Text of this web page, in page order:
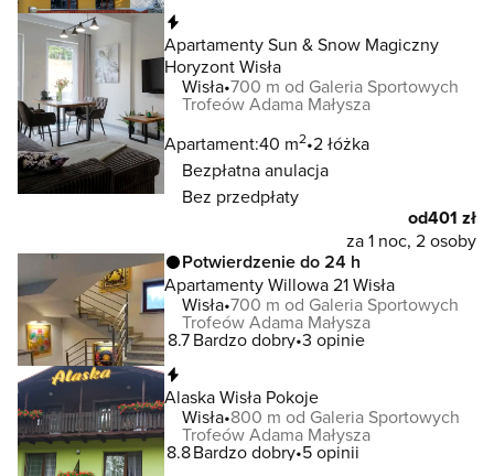
Apartamenty Sun & Snow Magiczny
Horyzont Wisła
Wisła 700 m od Galeria Sportowych
Trofeów Adama Małysza
Apartament:40 m2 2 łóżka
Bezpłatna anulacja
Bez przedpłaty
od401 zł
za 1 noc, 2 osoby
Potwierdzenie do 24 h
Apartamenty Willowa 21 Wisła
Wisła 700 m od Galeria Sportowych
Trofeów Adama Małysza
8.7Bardzo dobry 3 opinie
Alaska Wisła Pokoje
Wisła 800 m od Galeria Sportowych
Trofeów Adama Małysza
8.8Bardzo dobry 5 opinii